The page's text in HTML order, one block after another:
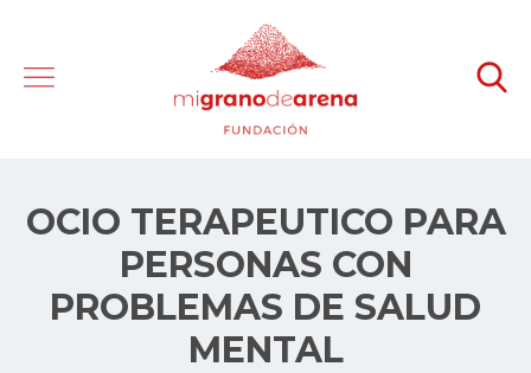
OCIO TERAPEUTICO PARA
PERSONAS CON
PROBLEMAS DE SALUD
MENTAL